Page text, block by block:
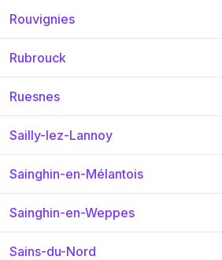
Rouvignies
Rubrouck
Ruesnes
Sailly-lez-Lannoy
Sainghin-en-Mélantois
Sainghin-en-Weppes
Sains-du-Nord